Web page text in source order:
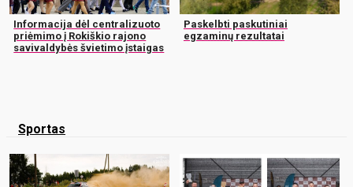
Informacija dėl centralizuoto
priėmimo į Rokiškio rajono
savivaldybės švietimo įstaigas
Paskelbti paskutiniai
egzaminų rezultatai
Sportas